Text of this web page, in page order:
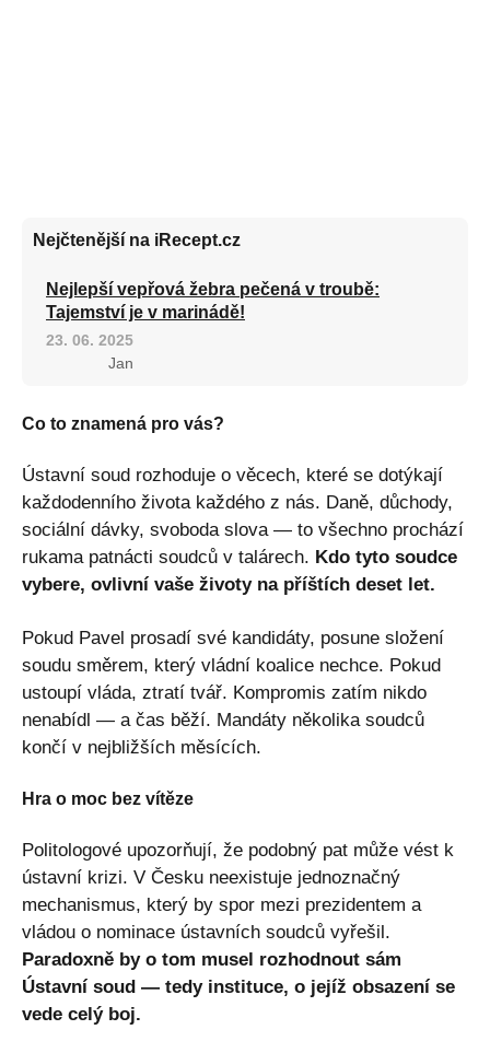
Nejčtenější na iRecept.cz
Nejlepší vepřová žebra pečená v troubě:
Tajemství je v marinádě!
23. 06. 2025
Jan
Co to znamená pro vás?
Ústavní soud rozhoduje o věcech, které se dotýkají
každodenního života každého z nás. Daně, důchody,
sociální dávky, svoboda slova — to všechno prochází
rukama patnácti soudců v talárech. Kdo tyto soudce
vybere, ovlivní vaše životy na příštích deset let.
Pokud Pavel prosadí své kandidáty, posune složení
soudu směrem, který vládní koalice nechce. Pokud
ustoupí vláda, ztratí tvář. Kompromis zatím nikdo
nenabídl — a čas běží. Mandáty několika soudců
končí v nejbližších měsících.
Hra o moc bez vítěze
Politologové upozorňují, že podobný pat může vést k
ústavní krizi. V Česku neexistuje jednoznačný
mechanismus, který by spor mezi prezidentem a
vládou o nominace ústavních soudců vyřešil.
Paradoxně by o tom musel rozhodnout sám
Ústavní soud — tedy instituce, o jejíž obsazení se
vede celý boj.